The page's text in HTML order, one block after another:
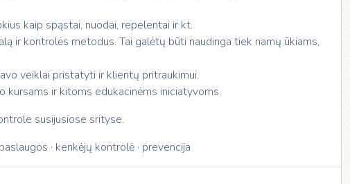
kaip spąstai, nuodai, repelentai ir kt.
ir kontrolės metodus. Tai galėtų būti naudinga tiek namų ūkiams,
veiklai pristatyti ir klientų pritraukimui.
ir kitoms edukacinėms iniciatyvoms.
susijusiose srityse.
· kenkėjų kontrolė · prevencija